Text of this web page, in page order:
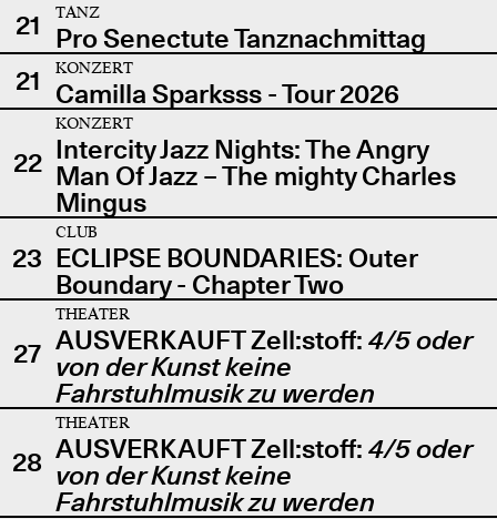
21
TANZ
Pro Senectute Tanznachmittag
21
KONZERT
Camilla Sparksss - Tour 2026
22
KONZERT
Intercity Jazz Nights: The Angry
Man Of Jazz – The mighty Charles
Mingus
23
CLUB
ECLIPSE BOUNDARIES: Outer
Boundary - Chapter Two
27
THEATER
AUSVERKAUFT Zell:stoff: 4/5 oder
von der Kunst keine
Fahrstuhlmusik zu werden
28
THEATER
AUSVERKAUFT Zell:stoff: 4/5 oder
von der Kunst keine
Fahrstuhlmusik zu werden